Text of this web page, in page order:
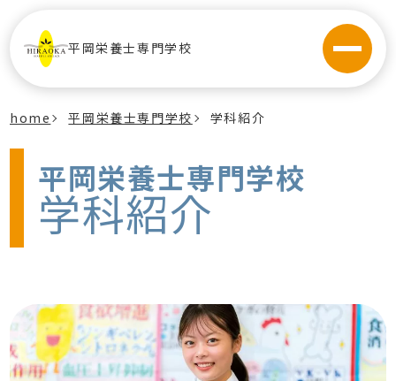
平岡栄養士専門学校
home 平岡栄養士専門学校 学科紹介
平岡栄養士専門学校
学科紹介